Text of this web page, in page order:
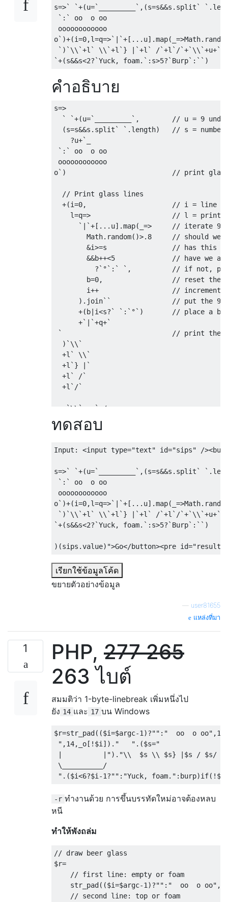
s=>` `+(u=` `,(s=s&&s . split ` `.
`:`
oo  o oo
oooooooooooo
o`)+(i=0,l=q=>`|`+[... u].map( =>Math.
`)` \\ `+l ` \\ `+l `} |`+l ` /`+l `/`+` \\ `+u+`
`+(s&&s<2?`Yuck, foam.`: s>5?` Burp`:``)
คำอธิบาย
s=>
`
`+(u=` `,
// u = 9
(s=s&&s . split ` `. length)
// s =
?u+`
`:`
oo  o oo
oooooooooooo
o`) // print
// Print glass lines
+(i=0,
// i = line
    l
=q=>
// l = print
`|`+[... u].map( =>
// iterate 9
Math. random()>. 8
// should we
&i>=s
// has this
&&b++<5
// have we
?`°`:`
`,
// if not,
        b
=0,
// reset the
        i
++
// increment
). join``
// put the 9
+( b i<s?` `:`°`)
// place a
+`|`+q+`
`
// print the
)` \\ `
+l ` \\ `
+l `}
|`
+l `
/`
+l `/`
+`\\ `+ +`
/
+(s && s<2 ?`
ทดสอบ
Input: <input type="text" id="sips" /
s=>` `+(u=`_________`,(s=s&&s.split`
`:` oo  o oo
oooooooooooo
`)`\\`+l` \\`+l`} |`+l` /`+l`/
`+(s&&s<2?`Yuck, foam.`:s>5?`Burp`:``)
)(sips.value)">Go</button><pre id="result"
เรียกใช้ข้อมูลโค้ด
ขยายตัวอย่างข้อมูล
user81655
แหล่งที่มา
1 PHP, 277265
263 ไบต์
สมมติว่า 1-byte-linebreak เพิ่มหนึ่งไป
ยัง 14 และ 17 บน Windows
$r=str_pad(($i=$argc-1)?"":"  oo  o
",14,_o[!$i])."   ".($s="
|          |")."\\  $s \\ $s} |$s / $s/
\__________/
-r ทำงานด้วย การขึ้นบรรทัดใหม่อาจต้องหลบ
หนี
ทำให้พังถล่ม
// draw beer glass
$r=
    // first line: empty or foam
str_pad(($i=$argc-1)?"":"  oo  o
    // second line: top or foam